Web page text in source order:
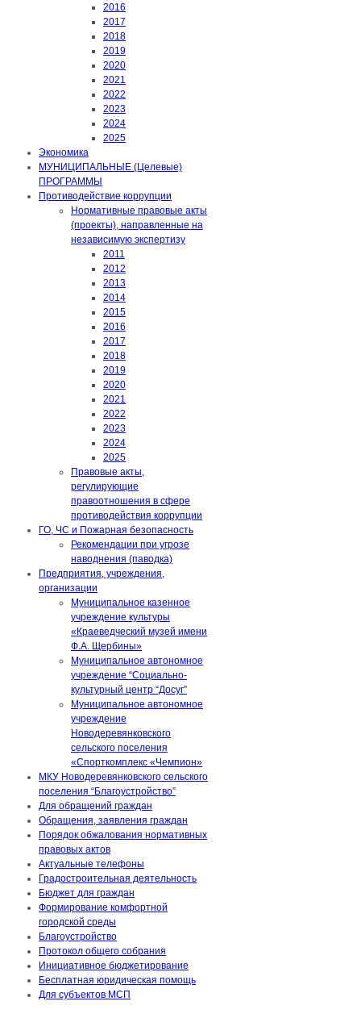
2016
2017
2018
2019
2020
2021
2022
2023
2024
2025
Экономика
МУНИЦИПАЛЬНЫЕ (Целевые)
ПРОГРАММЫ
Противодействие коррупции
Нормативные правовые акты
(проекты), направленные на
независимую экспертизу
2011
2012
2013
2014
2015
2016
2017
2018
2019
2020
2021
2022
2023
2024
2025
Правовые акты,
регулирующие
правоотношения в сфере
противодействия коррупции
ГО, ЧС и Пожарная безопасность
Рекомендации при угрозе
наводнения (паводка)
Предприятия, учреждения,
организации
Муниципальное казенное
учреждение культуры
«Краеведческий музей имени
Ф.А. Щербины»
Муниципальное автономное
учреждение “Социально-
культурный центр “Досуг”
Муниципальное автономное
учреждение
Новодеревянковского
сельского поселения
«Спорткомплекс «Чемпион»
МКУ Новодеревянковского сельского
поселения “Благоустройство”
Для обращений граждан
Обращения, заявления граждан
Порядок обжалования нормативных
правовых актов
Актуальные телефоны
Градостроительная деятельность
Бюджет для граждан
Формирование комфортной
городской среды
Благоустройство
Протокол общего собрания
Инициативное бюджетирование
Бесплатная юридическая помощь
Для субъектов МСП